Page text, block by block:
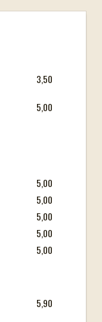
3,50
5,00
5,00
5,00
5,00
5,00
5,00
5,90